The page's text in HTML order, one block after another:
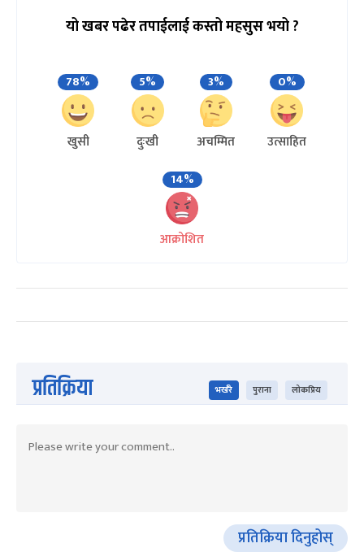
यो खबर पढेर तपाईलाई कस्तो महसुस भयो ?
78%
खुसी
5%
दुःखी
3%
अचम्मित
0%
उत्साहित
14%
आक्रोशित
प्रतिक्रिया भर्खरै पुराना लोकप्रिय
प्रतिक्रिया दिनुहोस्